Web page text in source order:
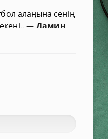
алаңына сенің
— Ламин